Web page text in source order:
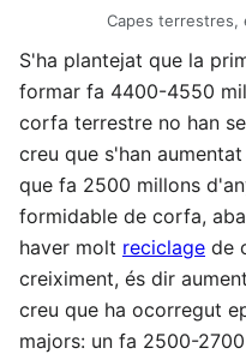
Capes terrestres,
S'ha plantejat que la
formar fa 4400-4550
corfa terrestre no han
creu que s'han
que fa 2500 millons
formidable de corfa,
haver molt reciclage de
creiximent, és dir
creu que ha ocorregut
majors: un fa 2500-